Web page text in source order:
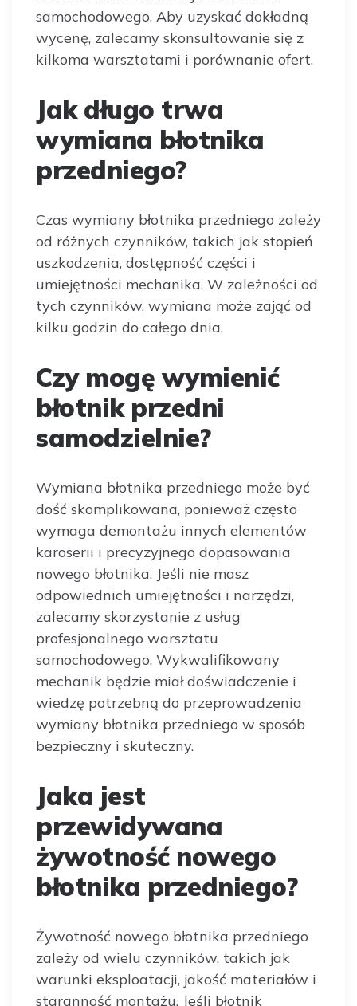
samochodowego. Aby uzyskać dokładną
wycenę, zalecamy skonsultowanie się z
kilkoma warsztatami i porównanie ofert.
Jak długo trwa
wymiana błotnika
przedniego?
Czas wymiany błotnika przedniego zależy
od różnych czynników, takich jak stopień
uszkodzenia, dostępność części i
umiejętności mechanika. W zależności od
tych czynników, wymiana może zająć od
kilku godzin do całego dnia.
Czy mogę wymienić
błotnik przedni
samodzielnie?
Wymiana błotnika przedniego może być
dość skomplikowana, ponieważ często
wymaga demontażu innych elementów
karoserii i precyzyjnego dopasowania
nowego błotnika. Jeśli nie masz
odpowiednich umiejętności i narzędzi,
zalecamy skorzystanie z usług
profesjonalnego warsztatu
samochodowego. Wykwalifikowany
mechanik będzie miał doświadczenie i
wiedzę potrzebną do przeprowadzenia
wymiany błotnika przedniego w sposób
bezpieczny i skuteczny.
Jaka jest
przewidywana
żywotność nowego
błotnika przedniego?
Żywotność nowego błotnika przedniego
zależy od wielu czynników, takich jak
warunki eksploatacji, jakość materiałów i
staranność montażu. Jeśli błotnik